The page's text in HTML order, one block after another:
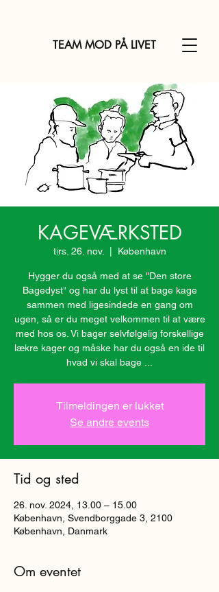
TEAM MOD PÅ LIVET
KAGEVÆRKSTED
tirs. 26. nov. København
Hygger du også med at se "Den store
Bagedyst" og har du lyst til at bage kage
sammen med ligesindede en gang om
ugen, så er du meget velkommen til at være
med hos os. Vi bager selvfølgelig forskellige
lækre kager og måske har du også en ide til
hvad vi skal bage ...
Tilmeldingen er lukket
Se andre events
Tid og sted
26. nov. 2024, 13.00 – 15.00
København, Svendborggade 3, 2100
København, Danmark
Om eventet